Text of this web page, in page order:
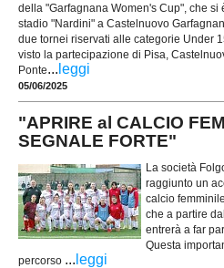
della "Garfagnana Women's Cup", che
stadio "Nardini" a Castelnuovo
due tornei riservati alle categorie Under
visto la partecipazione di Pisa,
Ponte... leggi
05/06/2025
"APRIRE al CALCIO
SEGNALE FORTE"
La società
raggiunto un
calcio
che a partire
entrerà a far
Questa
percorso ... leggi